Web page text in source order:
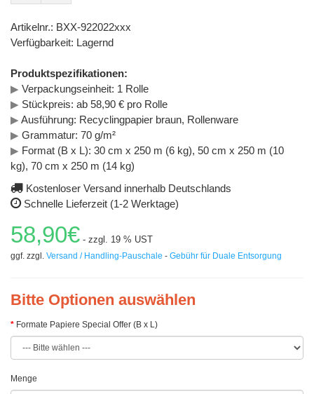
Artikelnr.: BXX-922022xxx
Verfügbarkeit: Lagernd
Produktspezifikationen:
▶ Verpackungseinheit: 1 Rolle
▶ Stückpreis: ab 58,90 € pro Rolle
▶ Ausführung: Recyclingpapier braun, Rollenware
▶ Grammatur: 70 g/m²
▶ Format (B x L): 30 cm x 250 m (6 kg), 50 cm x 250 m (10
kg), 70 cm x 250 m (14 kg)
Kostenloser Versand innerhalb Deutschlands
Schnelle Lieferzeit (1-2 Werktage)
58,90€ - zzgl. 19 % UST
ggf. zzgl. Versand / Handling-Pauschale - Gebühr für Duale Entsorgung
Bitte Optionen auswählen
Formate Papiere Special Offer (B x L)
Menge